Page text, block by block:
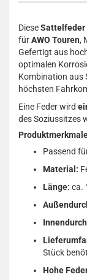
DieseSattelfeder
fürAWO Touren,
Gefertigt aus
optimalen
Kombination aus
höchsten
Eine Feder wird
des Soziussitzes
Passend
Material:
Länge: ca.
Stück
Hohe